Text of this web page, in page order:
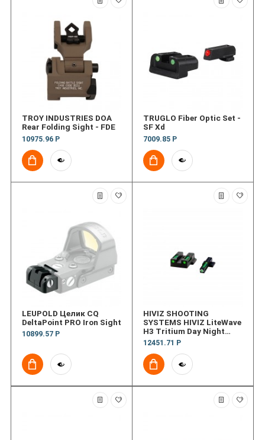
TROY INDUSTRIES DOA
Rear Folding Sight - FDE
10975.96 Р
TRUGLO Fiber Optic Set -
SF Xd
7009.85 Р
LEUPOLD Целик CQ
DeltaPoint PRO Iron Sight
10899.57 Р
HIVIZ SHOOTING
SYSTEMS HIVIZ LiteWave
H3 Tritium Day Night
Sight SandW 9EZ
12451.71 Р